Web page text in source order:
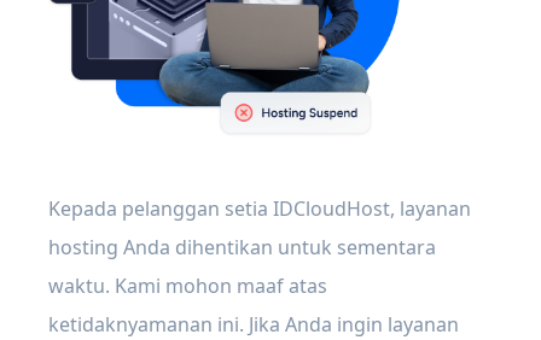
Kepada pelanggan setia IDCloudHost, layanan
hosting Anda dihentikan untuk sementara
waktu. Kami mohon maaf atas
ketidaknyamanan ini. Jika Anda ingin layanan